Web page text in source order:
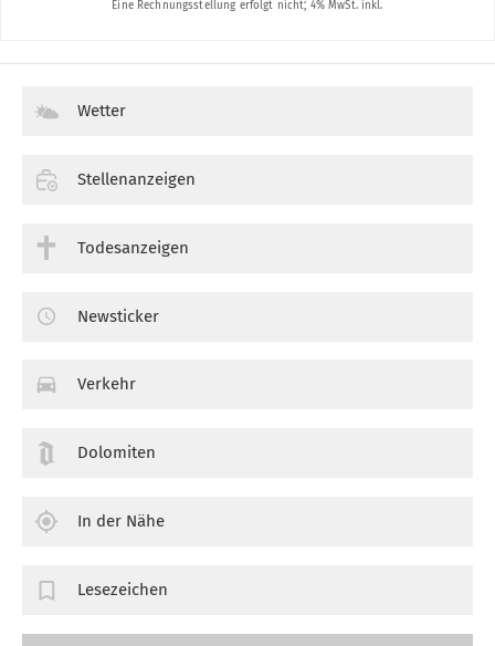
Wetter
Stellenanzeigen
Todesanzeigen
Newsticker
Verkehr
Dolomiten
In der Nähe
Lesezeichen